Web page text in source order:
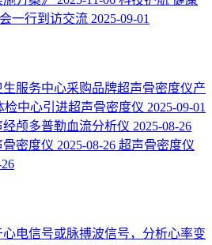
一行到访交流 2025-09-01
服务中心采购品牌超声骨密度仪产
检中心引进超声骨密度仪 2025-09-01
颅多普勒血流分析仪 2025-08-26
密度仪 2025-08-26 超声骨密度仪
电信号或脉搏波信号，分析心率变